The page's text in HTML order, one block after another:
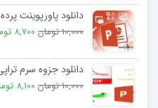
دانلود پاورپوینت
10,000 تومان 8,700 تومان
دانلود جزوه سرم
10,000 تومان 8,100 تومان